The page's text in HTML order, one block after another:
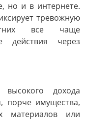
но и в интернете.
тревожную
все чаще
действия через
дохода
порче имущества,
материалов или